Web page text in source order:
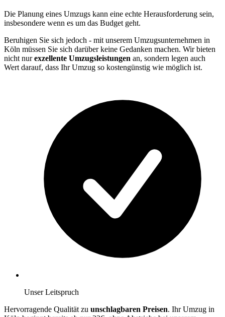
Die Planung eines Umzugs kann eine echte Herausforderung sein,
insbesondere wenn es um das Budget geht.
Beruhigen Sie sich jedoch - mit unserem Umzugsunternehmen in
Köln müssen Sie sich darüber keine Gedanken machen. Wir bieten
nicht nurexzellente Umzugsleistungen an, sondern legen auch
Wert darauf, dass Ihr Umzug so kostengünstig wie möglich ist.
Unser Leitspruch
Hervorragende Qualität zu unschlagbaren Preisen. Ihr Umzug in